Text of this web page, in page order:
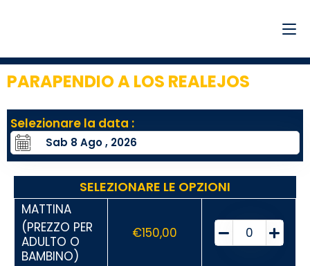
PARAPENDIO A LOS REALEJOS
Selezionare la data :
SELEZIONARE LE OPZIONI
MATTINA
(PREZZO PER
ADULTO O
BAMBINO)
€150,00